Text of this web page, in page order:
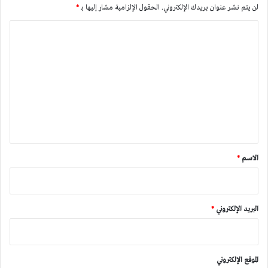
لن يتم نشر عنوان بريدك الإلكتروني. الحقول الإلزامية مشار إليها بـ*
*
الاسم *
البريد الإلكتروني *
الموقع الإلكتروني